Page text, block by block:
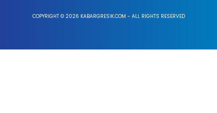
COPYRIGHT © 2026 KABARGRESIK.COM - ALL RIGHTS RESERVED